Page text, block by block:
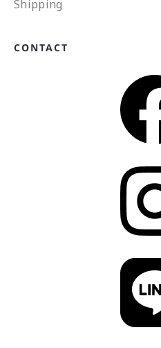
Shipping
CONTACT